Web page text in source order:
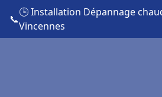
📞
🕒 Installation Dépannage
Vincennes